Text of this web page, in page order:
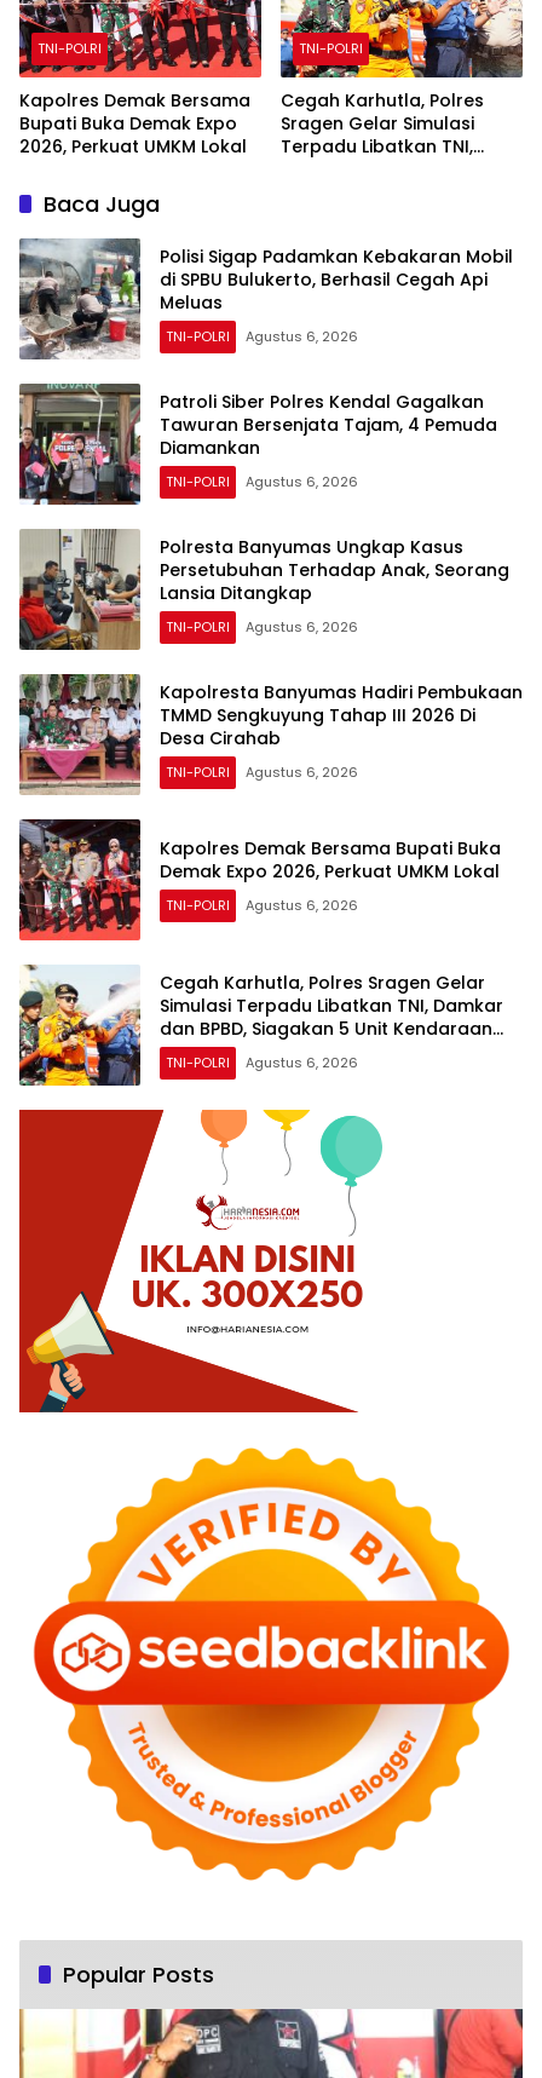
TNI-POLRI
Kapolres Demak Bersama
Bupati Buka Demak Expo
2026, Perkuat UMKM Lokal
TNI-POLRI
Cegah Karhutla, Polres
Sragen Gelar Simulasi
Terpadu Libatkan TNI,
Baca Juga
Polisi Sigap Padamkan Kebakaran Mobil
di SPBU Bulukerto, Berhasil Cegah Api
Meluas
TNI-POLRI Agustus 6, 2026
Patroli Siber Polres Kendal Gagalkan
Tawuran Bersenjata Tajam, 4 Pemuda
Diamankan
TNI-POLRI Agustus 6, 2026
Polresta Banyumas Ungkap Kasus
Persetubuhan Terhadap Anak, Seorang
Lansia Ditangkap
TNI-POLRI Agustus 6, 2026
Kapolresta Banyumas Hadiri Pembukaan
TMMD Sengkuyung Tahap III 2026 Di
Desa Cirahab
TNI-POLRI Agustus 6, 2026
Kapolres Demak Bersama Bupati Buka
Demak Expo 2026, Perkuat UMKM Lokal
TNI-POLRI Agustus 6, 2026
Cegah Karhutla, Polres Sragen Gelar
Simulasi Terpadu Libatkan TNI, Damkar
dan BPBD, Siagakan 5 Unit Kendaraan
Pemadam
TNI-POLRI Agustus 6, 2026
Popular Posts